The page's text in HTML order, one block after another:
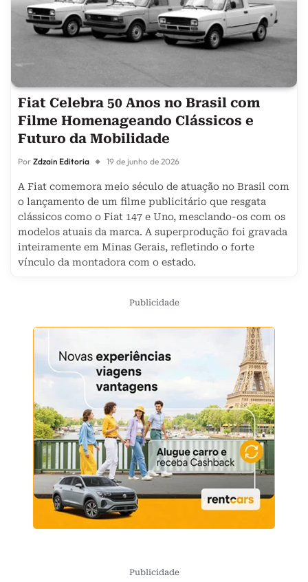
Fiat Celebra 50 Anos no Brasil com
Filme Homenageando Clássicos e
Futuro da Mobilidade
Por Zdzain Editoria 19 de junho de 2026
A Fiat comemora meio século de atuação no Brasil com
o lançamento de um filme publicitário que resgata
clássicos como o Fiat 147 e Uno, mesclando-os com os
modelos atuais da marca. A superprodução foi gravada
inteiramente em Minas Gerais, refletindo o forte
vínculo da montadora com o estado.
Publicidade
Publicidade